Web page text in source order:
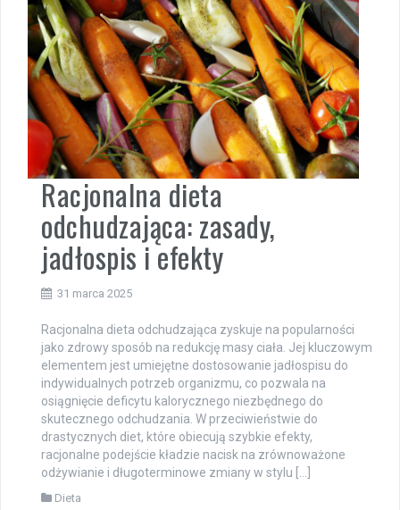
Racjonalna dieta
odchudzająca: zasady,
jadłospis i efekty
31 marca 2025
Racjonalna dieta odchudzająca zyskuje na popularności
jako zdrowy sposób na redukcję masy ciała. Jej kluczowym
elementem jest umiejętne dostosowanie jadłospisu do
indywidualnych potrzeb organizmu, co pozwala na
osiągnięcie deficytu kalorycznego niezbędnego do
skutecznego odchudzania. W przeciwieństwie do
drastycznych diet, które obiecują szybkie efekty,
racjonalne podejście kładzie nacisk na zrównoważone
odżywianie i długoterminowe zmiany w stylu […]
Dieta